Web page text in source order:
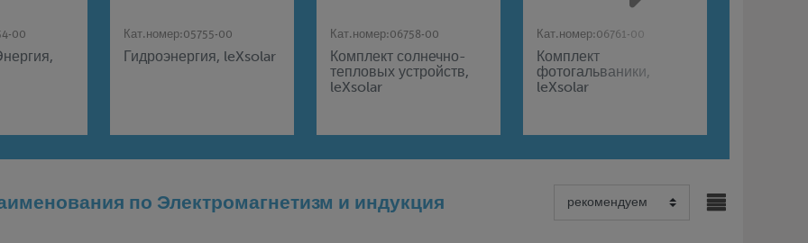
00 Кат.номер:05755-00
Гидроэнергия, leXsolar
Кат.номер:06758-00
Комплект солнечно-
тепловых устройств,
leXsolar
Кат.номер:06761-00
Комплект
фотогальваники,
leXsolar
по Электромагнетизм и индукция